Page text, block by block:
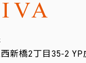
新橋2丁目35-2 YP